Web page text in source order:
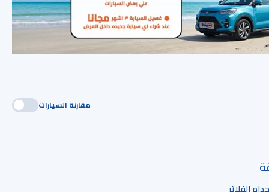
مقارنة السيارات
الفلاتر